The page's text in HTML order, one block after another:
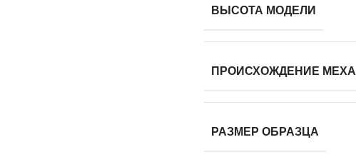
ВЫСОТА МОДЕЛИ
ПРОИСХОЖДЕНИЕ МЕХА
РАЗМЕР ОБРАЗЦА